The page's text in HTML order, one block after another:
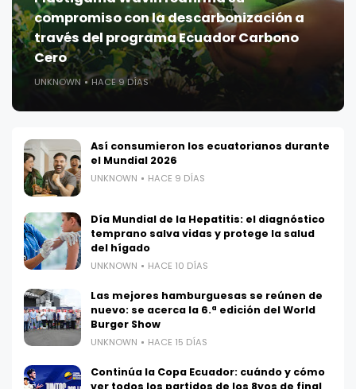
compromiso con la descarbonización a
través del programa Ecuador Carbono
Cero
UNKNOWN HACE 9 DÍAS
Así consumieron los ecuatorianos durante
el Mundial 2026
UNKNOWN HACE 9 DÍAS
Día Mundial de la Hepatitis: el diagnóstico
temprano salva vidas y protege la salud
del hígado
UNKNOWN HACE 10 DÍAS
Las mejores hamburguesas se reúnen de
nuevo: se acerca la 6.ª edición del World
Burger Show
UNKNOWN HACE 15 DÍAS
Continúa la Copa Ecuador: cuándo y cómo
ver todos los partidos de los 8vos de final